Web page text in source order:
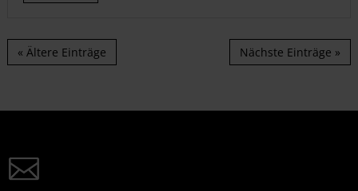
« Ältere Einträge Nächste Einträge »